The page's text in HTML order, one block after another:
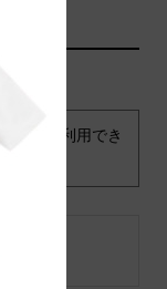
ックは利用でき